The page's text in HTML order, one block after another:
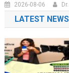
2026-08-06
LATEST NEWS